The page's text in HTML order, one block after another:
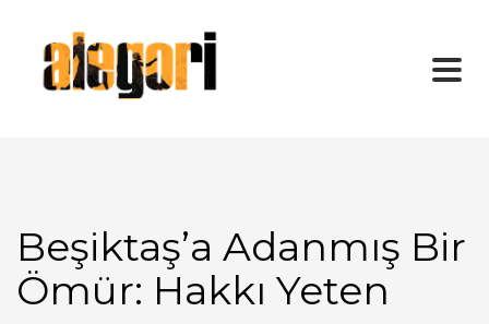
Beşiktaş’a Adanmış Bir
Ömür: Hakkı Yeten